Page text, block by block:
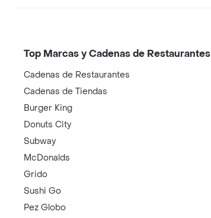
Top Marcas y Cadenas de Restaurantes
Cadenas de Restaurantes
Cadenas de Tiendas
Burger King
Donuts City
Subway
McDonalds
Grido
Sushi Go
Pez Globo